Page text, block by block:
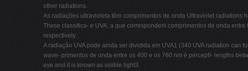
other radiations.
As radiações ultravioleta têm comprimentos de onda Ultraviolet radiations
These classifica- e UVA, a que correspondem comprimentos de onda
respectively.
A radiação UVA pode ainda ser dividida em UVA1 (340 UVA radiation can
wave- primentos de onda entre os 400 e os 760 nm é perceptí- lengths
eye and it is known as visible light3.